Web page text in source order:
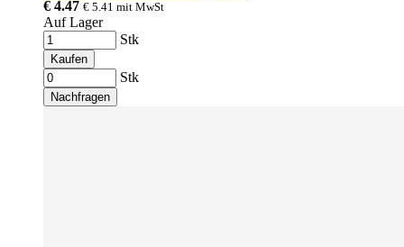
€ 4.47 € 5.41 mit MwSt
Auf Lager
Stk
Kaufen
Stk
Nachfragen